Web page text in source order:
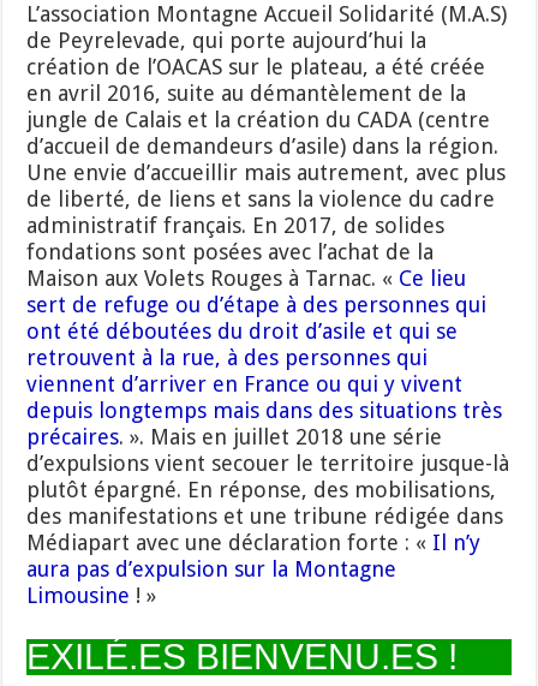
L’association Montagne Accueil Solidarité (M.A.S)
de Peyrelevade, qui porte aujourd’hui la
création de l’OACAS sur le plateau, a été créée
en avril 2016, suite au démantèlement de la
jungle de Calais et la création du CADA (centre
d’accueil de demandeurs d’asile) dans la région.
Une envie d’accueillir mais autrement, avec plus
de liberté, de liens et sans la violence du cadre
administratif français. En 2017, de solides
fondations sont posées avec l’achat de la
Maison aux Volets Rouges à Tarnac. « Ce lieu
sert de refuge ou d’étape à des personnes qui
ont été déboutées du droit d’asile et qui se
retrouvent à la rue, à des personnes qui
viennent d’arriver en France ou qui y vivent
depuis longtemps mais dans des situations très
précaires. ». Mais en juillet 2018 une série
d’expulsions vient secouer le territoire jusque-là
plutôt épargné. En réponse, des mobilisations,
des manifestations et une tribune rédigée dans
Médiapart avec une déclaration forte : « Il n’y
aura pas d’expulsion sur la Montagne
Limousine ! »
EXILÉ.ES BIENVENU.ES !